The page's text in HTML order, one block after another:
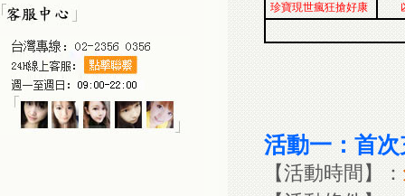
珍寶現世瘋狂搶好康
活動一：首
【活動時間】：